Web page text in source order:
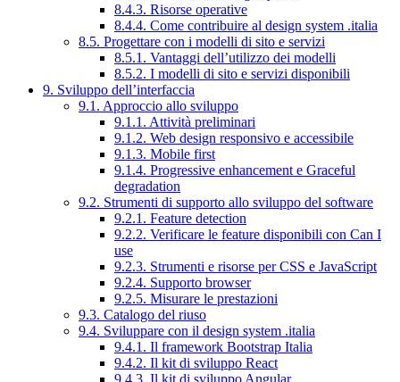
8.4.3. Risorse operative
8.4.4. Come contribuire al design system .italia
8.5. Progettare con i modelli di sito e servizi
8.5.1. Vantaggi dell’utilizzo dei modelli
8.5.2. I modelli di sito e servizi disponibili
9. Sviluppo dell’interfaccia
9.1. Approccio allo sviluppo
9.1.1. Attività preliminari
9.1.2. Web design responsivo e accessibile
9.1.3. Mobile first
9.1.4. Progressive enhancement e Graceful
degradation
9.2. Strumenti di supporto allo sviluppo del software
9.2.1. Feature detection
9.2.2. Verificare le feature disponibili con Can I
use
9.2.3. Strumenti e risorse per CSS e JavaScript
9.2.4. Supporto browser
9.2.5. Misurare le prestazioni
9.3. Catalogo del riuso
9.4. Sviluppare con il design system .italia
9.4.1. Il framework Bootstrap Italia
9.4.2. Il kit di sviluppo React
9.4.3. Il kit di sviluppo Angular